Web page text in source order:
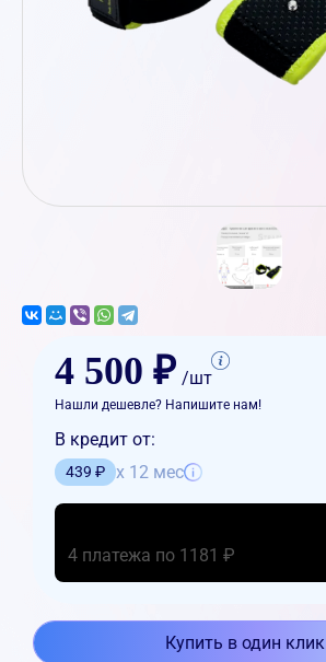
4 500 ₽ /шт
Нашли дешевле? Напишите нам!
В кредит от:
439 ₽ x 12 мес
4 платежа по 1181 ₽
Купить в один клик